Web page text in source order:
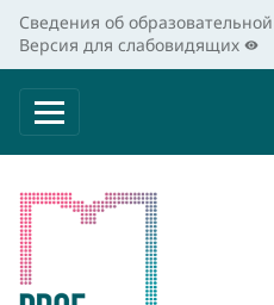
Сведения об
Версия для слабовидящих